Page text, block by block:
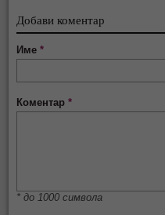
Добави коментар
Име*
Коментар*
* до 1000 символа